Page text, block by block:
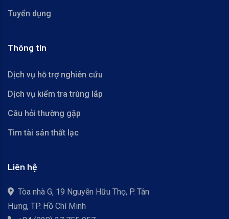
Tuyển dụng
Thông tin
Dịch vụ hỗ trợ nghiên cứu
Dịch vụ kiểm tra trùng lắp
Câu hỏi thường gặp
Tìm tài sản thất lạc
Liên hệ
Tòa nhà G, 19 Nguyễn Hữu Thọ, P. Tân
Hưng, TP. Hồ Chí Minh